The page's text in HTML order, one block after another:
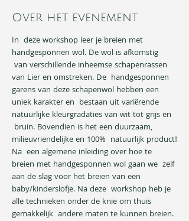
Over het evenement
In  deze workshop leer je breien met
handgesponnen wol. De wol is afkomstig
van verschillende inheemse schapenrassen
van Lier en omstreken. De  handgesponnen
garens van deze schapenwol hebben een
uniek karakter en  bestaan uit variërende
natuurlijke kleurgradaties van wit tot grijs en
bruin. Bovendien is het een duurzaam,
milieuvriendelijke en 100%  natuurlijk product!
Na  een algemene inleiding over hoe te
breien met handgesponnen wol gaan we  zelf
aan de slag voor het breien van een
baby/kinderslofje. Na deze  workshop heb je
alle technieken onder de knie om thuis
gemakkelijk  andere maten te kunnen breien.